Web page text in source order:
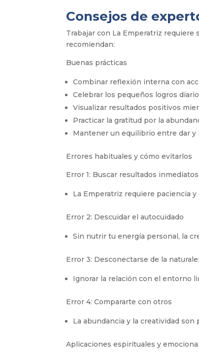
Consejos de
Trabajar con La Emperatriz
recomiendan:
Buenas prácticas
Combinar reflexión interna con
Celebrar los pequeños logros
Visualizar resultados positivos
Practicar la gratitud por la
Mantener un equilibrio entre dar y
Errores habituales y cómo evitarlos
Error 1: Buscar resultados
La Emperatriz requiere paciencia y
Error 2: Descuidar el autocuidado
Sin nutrir tu energía personal, la
Error 3: Desconectarse de la
Ignorar la relación con el entorno
Error 4: Compararte con otros
La abundancia y la creatividad
Aplicaciones espirituales y